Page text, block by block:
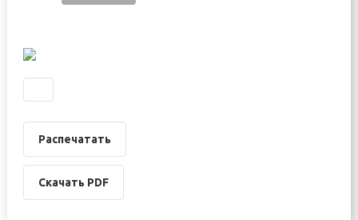
Распечатать
Скачать PDF